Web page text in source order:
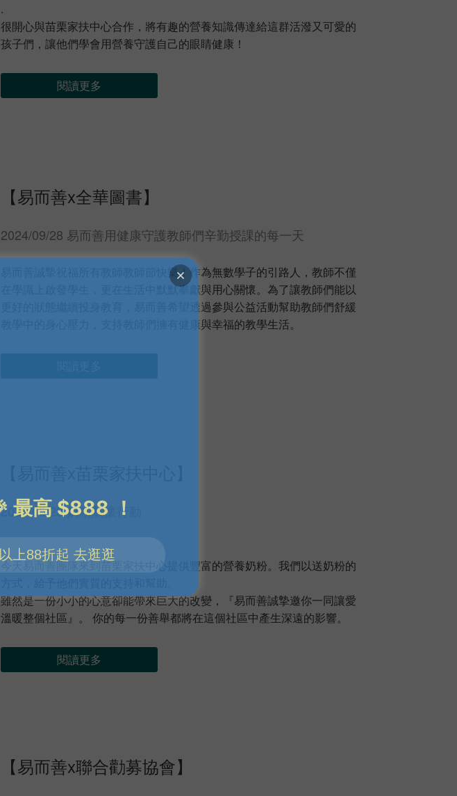
.
很開心與苗栗家扶中心合作，將有趣的營養知識傳達給這群活潑又可愛的
孩子們，讓他們學會用營養守護自己的眼睛健康！
閱讀更多
【易而善x全華圖書】
2024/09/28 易而善用健康守護教師們辛勤授課的每一天
易而善誠摯祝福所有教師教師節快樂！作為無數學子的引路人，教師不僅
在學識上啟發學生，更在生活中默默奉獻與用心關懷。為了讓教師們能以
更好的狀態繼續投身教育，易而善希望透過參與公益活動幫助教師們舒緩
教學中的身心壓力，支持教師們擁有健康與幸福的教學生活。
2023/05/23 奶粉關懷行動
.
今天易而善團隊來到苗栗家扶中心提供豐富的營養奶粉。我們以送奶粉的
雖然是一份小小的心意卻能帶來巨大的改變，『易而善誠摯邀你一同讓愛
溫暖整個社區』。 你的每一份善舉都將在這個社區中產生深遠的影響。
閱讀更多
【易而善x聯合勸募協會】